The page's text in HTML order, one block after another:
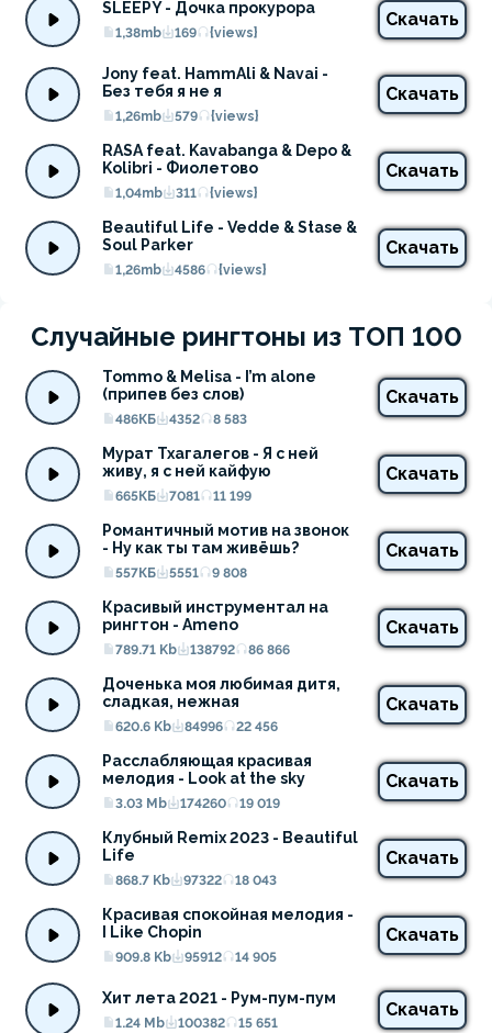
SLEEPY - Дочка прокурора
1,38mb 169 {views}
Скачать
Jony feat. HammAli & Navai -
Без тебя я не я
1,26mb 579 {views}
Скачать
RASA feat. Kavabanga & Depo &
Kolibri - Фиолетово
1,04mb 311 {views}
Скачать
Beautiful Life - Vedde & Stase &
Soul Parker
1,26mb 4586 {views}
Скачать
Случайные рингтоны из ТОП 100
Tommo & Melisa - I’m alone
(припев без слов)
486КБ 4352 8 583
Скачать
Мурат Тхагалегов - Я с ней
живу, я с ней кайфую
665КБ 7081 11 199
Скачать
Романтичный мотив на звонок
- Ну как ты там живёшь?
557КБ 5551 9 808
Скачать
Красивый инструментал на
рингтон - Ameno
789.71 Kb 138792 86 866
Скачать
Доченька моя любимая дитя,
сладкая, нежная
620.6 Kb 84996 22 456
Скачать
Расслабляющая красивая
мелодия - Look at the sky
3.03 Mb 174260 19 019
Скачать
Клубный Remix 2023 - Beautiful
Life
868.7 Kb 97322 18 043
Скачать
Красивая спокойная мелодия -
I Like Chopin
909.8 Kb 95912 14 905
Скачать
Хит лета 2021 - Рум-пум-пум
1.24 Mb 100382 15 651
Скачать